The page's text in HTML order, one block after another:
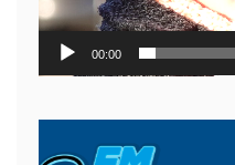
00:00